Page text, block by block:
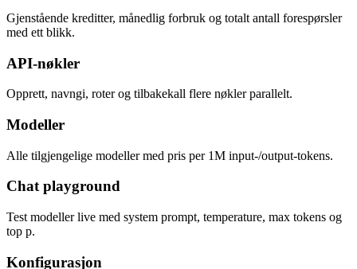
Gjenstående kreditter, månedlig forbruk og totalt antall forespørsler
med ett blikk.
API-nøkler
Opprett, navngi, roter og tilbakekall flere nøkler parallelt.
Modeller
Alle tilgjengelige modeller med pris per 1M input-/output-tokens.
Chat playground
Test modeller live med system prompt, temperature, max tokens og
top p.
Konfigurasjon